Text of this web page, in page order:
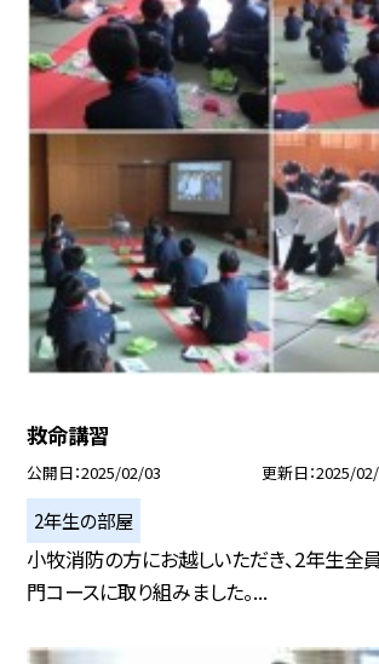
救命講習
公開日 2025/02/03 更新日 2025/
2年生の部屋
小牧消防の方にお越しいただき、2年生全
門コースに取り組みました。...